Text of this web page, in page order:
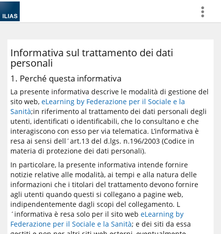
more
Informativa sul trattamento dei dati
personali
1. Perché questa informativa
La presente informativa descrive le modalità di gestione del
sito web, eLearning by Federazione per il Sociale e la
Sanità;in riferimento al trattamento dei dati personali degli
utenti, identificati o identificabili, che lo consultano e che
interagiscono con esso per via telematica. L’informativa è
resa ai sensi dell´art.13 del d.lgs. n.196/2003 (Codice in
materia di protezione dei dati personali).
In particolare, la presente informativa intende fornire
notizie relative alle modalità, ai tempi e alla natura delle
informazioni che i titolari del trattamento devono fornire
agli utenti quando questi si collegano a pagine web,
indipendentemente dagli scopi del collegamento. L
´informativa è resa solo per il sito web eLearning by
Federazione per il Sociale e la Sanità; e dei siti da essa